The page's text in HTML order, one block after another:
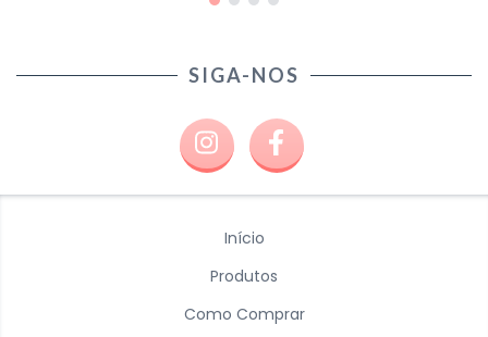
SIGA-NOS
Início
Produtos
Como Comprar